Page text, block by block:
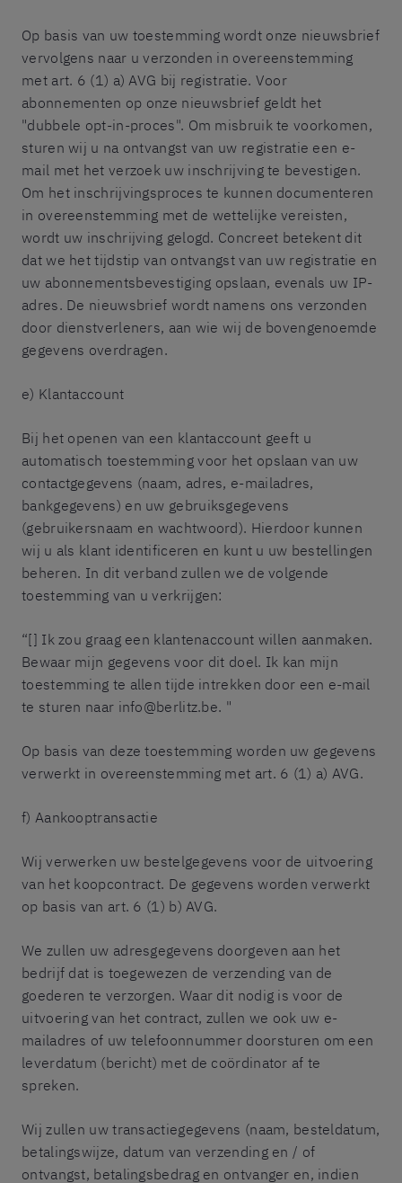
Op basis van uw toestemming wordt onze nieuwsbrief
vervolgens naar u verzonden in overeenstemming
met art. 6 (1) a) AVG bij registratie. Voor
abonnementen op onze nieuwsbrief geldt het
"dubbele opt-in-proces". Om misbruik te voorkomen,
sturen wij u na ontvangst van uw registratie een e-
mail met het verzoek uw inschrijving te bevestigen.
Om het inschrijvingsproces te kunnen documenteren
in overeenstemming met de wettelijke vereisten,
wordt uw inschrijving gelogd. Concreet betekent dit
dat we het tijdstip van ontvangst van uw registratie en
uw abonnementsbevestiging opslaan, evenals uw IP-
adres. De nieuwsbrief wordt namens ons verzonden
door dienstverleners, aan wie wij de bovengenoemde
gegevens overdragen.
e) Klantaccount
Bij het openen van een klantaccount geeft u
automatisch toestemming voor het opslaan van uw
contactgegevens (naam, adres, e-mailadres,
bankgegevens) en uw gebruiksgegevens
(gebruikersnaam en wachtwoord). Hierdoor kunnen
wij u als klant identificeren en kunt u uw bestellingen
beheren. In dit verband zullen we de volgende
toestemming van u verkrijgen:
“[] Ik zou graag een klantenaccount willen aanmaken.
Bewaar mijn gegevens voor dit doel. Ik kan mijn
toestemming te allen tijde intrekken door een e-mail
te sturen naar info@berlitz.be. "
Op basis van deze toestemming worden uw gegevens
verwerkt in overeenstemming met art. 6 (1) a) AVG.
f) Aankooptransactie
Wij verwerken uw bestelgegevens voor de uitvoering
van het koopcontract. De gegevens worden verwerkt
op basis van art. 6 (1) b) AVG.
We zullen uw adresgegevens doorgeven aan het
bedrijf dat is toegewezen de verzending van de
goederen te verzorgen. Waar dit nodig is voor de
uitvoering van het contract, zullen we ook uw e-
mailadres of uw telefoonnummer doorsturen om een
leverdatum (bericht) met de coördinator af te
spreken.
Wij zullen uw transactiegegevens (naam, besteldatum,
betalingswijze, datum van verzending en / of
ontvangst, betalingsbedrag en ontvanger en, indien